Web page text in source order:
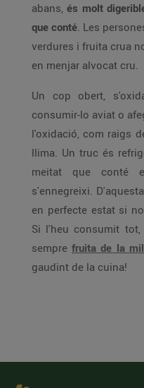
abans, és molt
que conté. Les
verdures i fruita crua
en menjar alvocat cru.
Un cop obert,
consumir-lo aviat o
l'oxidació, com raigs
llima. Un truc és
meitat que conté
s'ennegreixi.
en perfecte estat si
Si l'heu consumit tot,
sempre fruita de la
gaudint de la cuina!